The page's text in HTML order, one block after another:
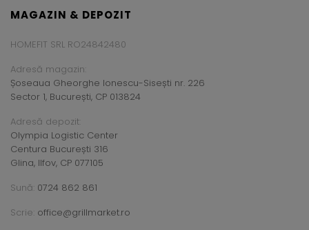
MAGAZIN & DEPOZIT
HOMEFIT SRL RO24842480
Adresă magazin:
Șoseaua Gheorghe Ionescu-Sisești nr. 226
Sector 1, București, CP 013824
Adresă depozit:
Olympia Logistic Center
Centura București 316
Glina, Ilfov, CP 077105
Sună: 0724 862 861
Scrie: office@grillmarket.ro